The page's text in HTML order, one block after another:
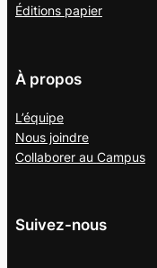
Éditions papier
À propos
L’équipe
Nous joindre
Collaborer au Campus
Suivez-nous